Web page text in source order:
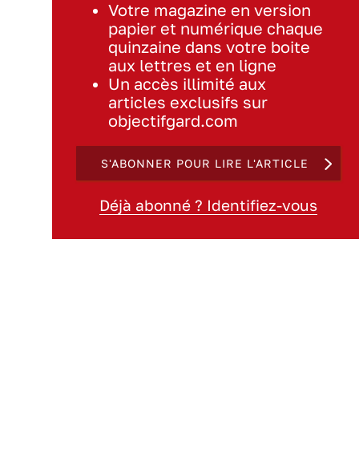
Votre magazine en version
papier et numérique chaque
quinzaine dans votre boite
aux lettres et en ligne
Un accès illimité aux
articles exclusifs sur
objectifgard.com
S'ABONNER POUR LIRE L'ARTICLE
Déjà abonné ? Identifiez-vous